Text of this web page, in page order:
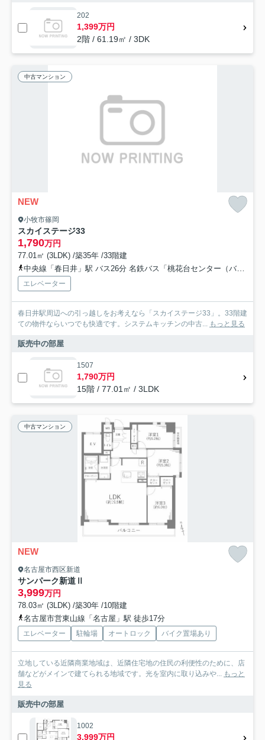
202
1,399万円
2階 / 61.19㎡ / 3DK
中古マンション
NEW
小牧市篠岡
スカイステージ33
1,790万円
77.01㎡ (3LDK) /築35年 /33階建
中央線「春日井」駅 バス26分 名鉄バス「桃花台センター（バス）」 停歩7分
エレベーター
春日井駅周辺への引っ越しをお考えなら「スカイステージ33」。33階建
ての物件ならいつでも快適です。システムキッチンの中古... もっと見る
販売中の部屋
1507
1,790万円
15階 / 77.01㎡ / 3LDK
中古マンション
NEW
名古屋市西区新道
サンパーク新道Ⅱ
3,999万円
78.03㎡ (3LDK) /築30年 /10階建
名古屋市営東山線「名古屋」駅 徒歩17分
エレベーター 駐輪場 オートロック バイク置場あり
立地している近隣商業地域は、近隣住宅地の住民の利便性のために、店
舗などがメインで建てられる地域です。光を室内に取り込みや... もっと
見る
販売中の部屋
1002
3,999万円